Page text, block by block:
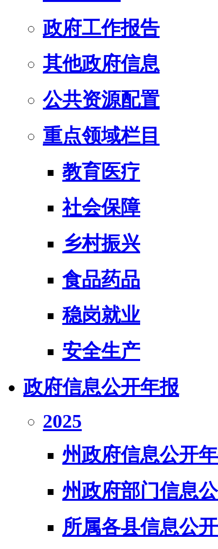
政府工作报告
其他政府信息
公共资源配置
重点领域栏目
教育医疗
社会保障
乡村振兴
食品药品
稳岗就业
安全生产
政府信息公开年报
2025
州政府信息公开
州政府部门信息
所属各县信息公